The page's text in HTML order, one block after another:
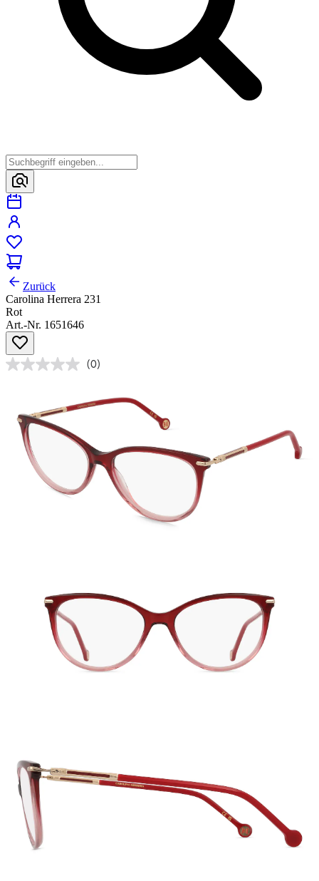
Zurück
Carolina Herrera 231
Rot
Art.-Nr. 1651646
(0)